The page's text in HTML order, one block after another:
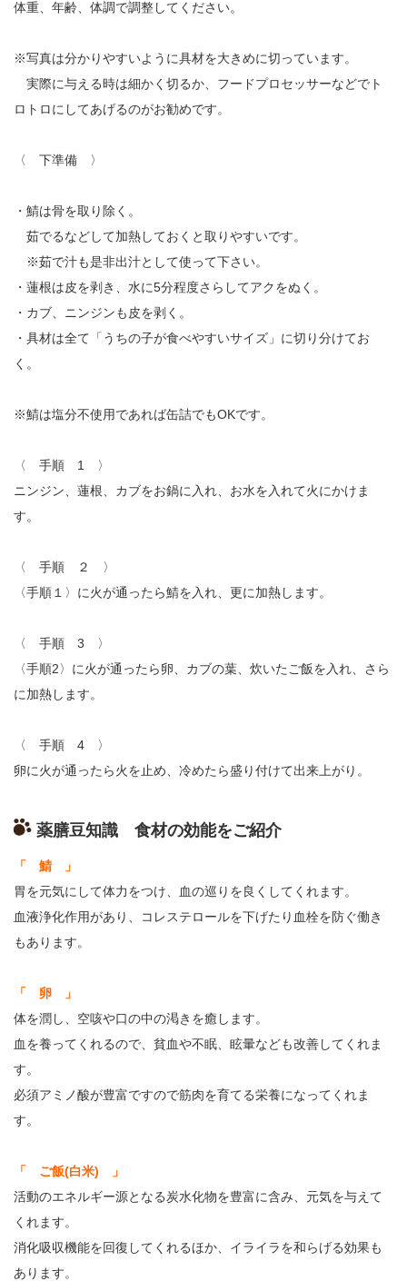
体重、年齢、体調で調整してください。
※写真は分かりやすいように具材を大きめに切っています。
実際に与える時は細かく切るか、フードプロセッサーなどでト
ロトロにしてあげるのがお勧めです。
〈 下準備 〉
・鯖は骨を取り除く。
茹でるなどして加熱しておくと取りやすいです。
※茹で汁も是非出汁として使って下さい。
・蓮根は皮を剥き、水に5分程度さらしてアクをぬく。
・カブ、ニンジンも皮を剥く。
・具材は全て「うちの子が食べやすいサイズ」に切り分けてお
く。
※鯖は塩分不使用であれば缶詰でもOKです。
〈 手順 1 〉
ニンジン、蓮根、カブをお鍋に入れ、お水を入れて火にかけま
す。
〈 手順 ２ 〉
〈手順１〉に火が通ったら鯖を入れ、更に加熱します。
〈 手順 3 〉
〈手順2〉に火が通ったら卵、カブの葉、炊いたご飯を入れ、さら
に加熱します。
〈 手順 4 〉
卵に火が通ったら火を止め、冷めたら盛り付けて出来上がり。
薬膳豆知識 食材の効能をご紹介
「 鯖 」
胃を元気にして体力をつけ、血の巡りを良くしてくれます。
血液浄化作用があり、コレステロールを下げたり血栓を防ぐ働き
もあります。
「 卵 」
体を潤し、空咳や口の中の渇きを癒します。
血を養ってくれるので、貧血や不眠、眩暈なども改善してくれま
す。
必須アミノ酸が豊富ですので筋肉を育てる栄養になってくれま
す。
「 ご飯(白米) 」
活動のエネルギー源となる炭水化物を豊富に含み、元気を与えて
くれます。
消化吸収機能を回復してくれるほか、イライラを和らげる効果も
あります。